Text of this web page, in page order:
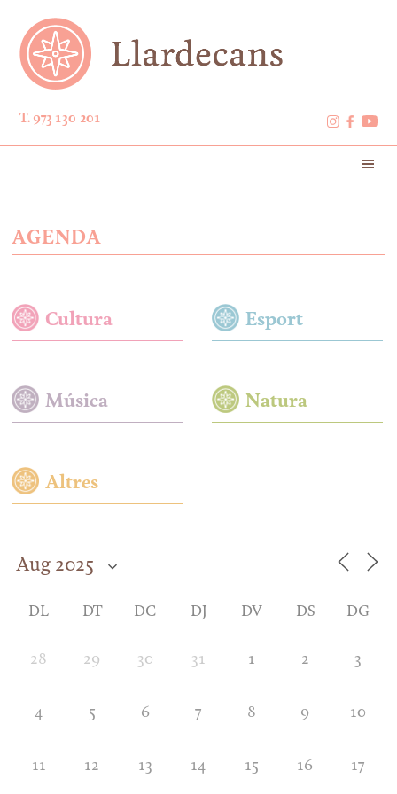
T. 973 130 201
AGENDA
Cultura Esport
Música Natura
Altres
DL DT DC DJ DV DS DG
28 29 30 31 1 2 3
4 5 6 7 8 9 10
11 12 13 14 15 16 17